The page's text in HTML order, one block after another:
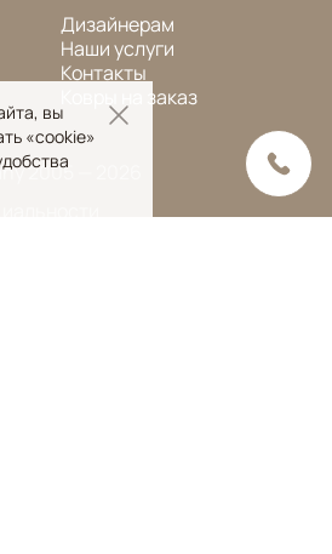
Дизайнерам
Наши услуги
Контакты
Ковры на заказ
2005 — 2026
вы
«cookie»